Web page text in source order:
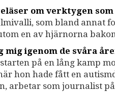
om verktygen
som bland annat
en av hjärnorna
mig igenom de svåra
på en lång kamp
hon hade fått en
arbetar som journalist